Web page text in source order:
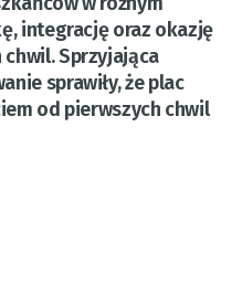
integrację oraz okazję
Sprzyjająca
sprawiły, że plac
od pierwszych chwil